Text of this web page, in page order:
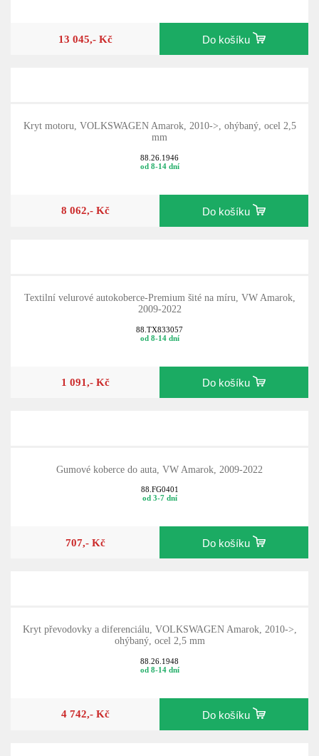
13 045,- Kč Do košíku
Kryt motoru, VOLKSWAGEN Amarok, 2010->, ohýbaný, ocel 2,5
mm
88.26.1946
od 8-14 dní
8 062,- Kč Do košíku
Textilní velurové autokoberce-Premium šité na míru, VW Amarok,
2009-2022
88.TX833057
od 8-14 dní
1 091,- Kč Do košíku
Gumové koberce do auta, VW Amarok, 2009-2022
88.FG0401
od 3-7 dní
707,- Kč Do košíku
Kryt převodovky a diferenciálu, VOLKSWAGEN Amarok, 2010->,
ohýbaný, ocel 2,5 mm
88.26.1948
od 8-14 dní
4 742,- Kč Do košíku